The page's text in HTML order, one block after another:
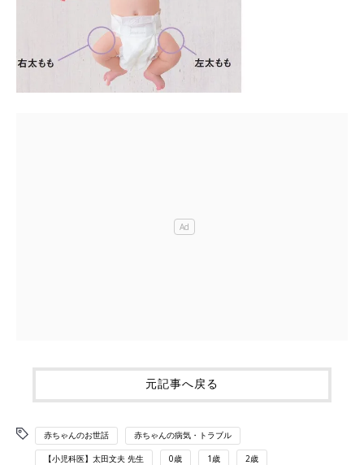
元記事へ戻る
赤ちゃんのお世話 赤ちゃんの病気・トラブル
【小児科医】太田文夫 先生 0歳 1歳 2歳